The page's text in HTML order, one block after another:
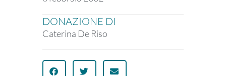
DONAZIONE DI
Caterina De Riso